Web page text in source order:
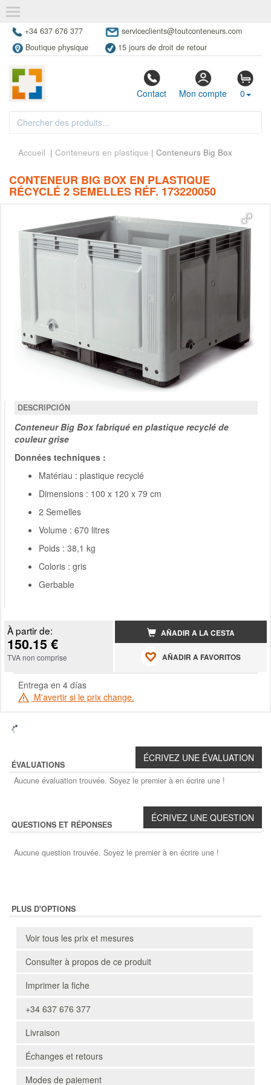
+34 637 676 377
serviceclients@toutconteneurs.com
Boutique physique
15 jours de droit de retour
Contact Mon compte 0
Accueil | Conteneurs en plastique | Conteneurs Big Box
CONTENEUR BIG BOX EN PLASTIQUE
RÉCYCLÉ 2 SEMELLES RÉF. 173220050
DESCRIPCIÓN
Conteneur Big Box fabriqué en plastique recyclé de
couleur grise
Données techniques :
Matériau : plastique recyclé
Dimensions : 100 x 120 x 79 cm
2 Semelles
Volume : 670 litres
Poids : 38,1 kg
Coloris : gris
Gerbable
À partir de:
150.15 €
TVA non comprise
AÑADIR A LA CESTA
AÑADIR A FAVORITOS
Entrega en 4 días
M'avertir si le prix change.
ÉVALUATIONS
Aucune évaluation trouvée. Soyez le premier à en écrire une !
QUESTIONS ET RÉPONSES
Aucune question trouvée. Soyez le premier à en écrire une !
PLUS D'OPTIONS
Voir tous les prix et mesures
Consulter à propos de ce produit
Imprimer la fiche
+34 637 676 377
Livraison
Échanges et retours
Modes de paiement